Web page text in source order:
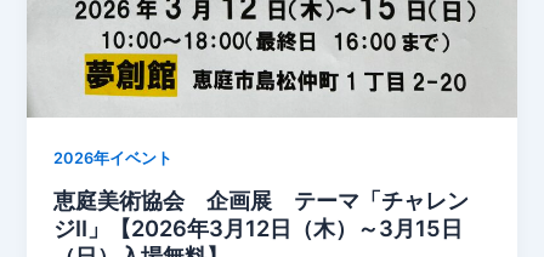
2026年イベント
恵庭美術協会 企画展 テーマ「チャレン
ジⅡ」【2026年3月12日（木）～3月15日